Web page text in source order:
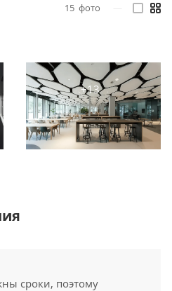
15 фото
сроки, поэтому